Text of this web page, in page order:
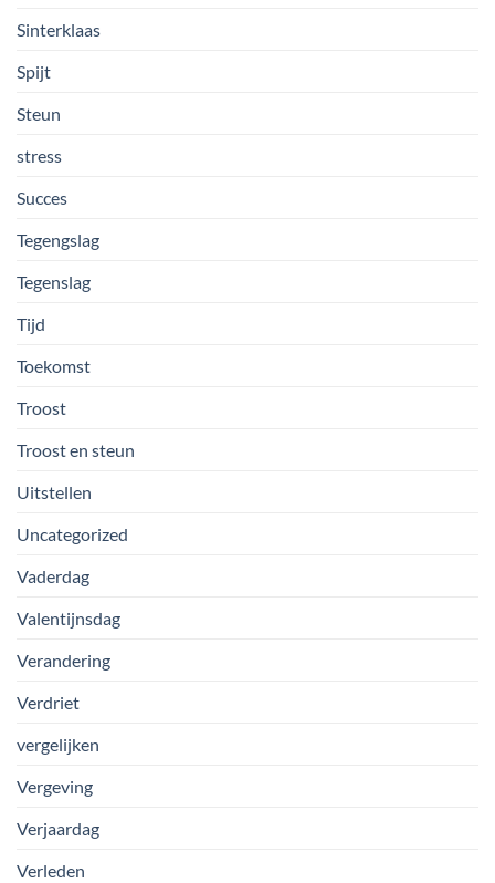
Sinterklaas
Spijt
Steun
stress
Succes
Tegengslag
Tegenslag
Tijd
Toekomst
Troost
Troost en steun
Uitstellen
Uncategorized
Vaderdag
Valentijnsdag
Verandering
Verdriet
vergelijken
Vergeving
Verjaardag
Verleden